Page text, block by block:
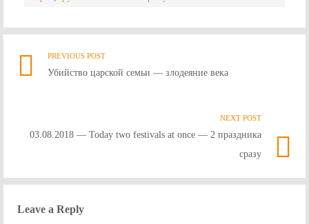
PREVIOUS POST
Убийство царской семьи — злодеяние века
NEXT POST
03.08.2018 — Today two festivals at once — 2 праздника
сразу
Leave a Reply